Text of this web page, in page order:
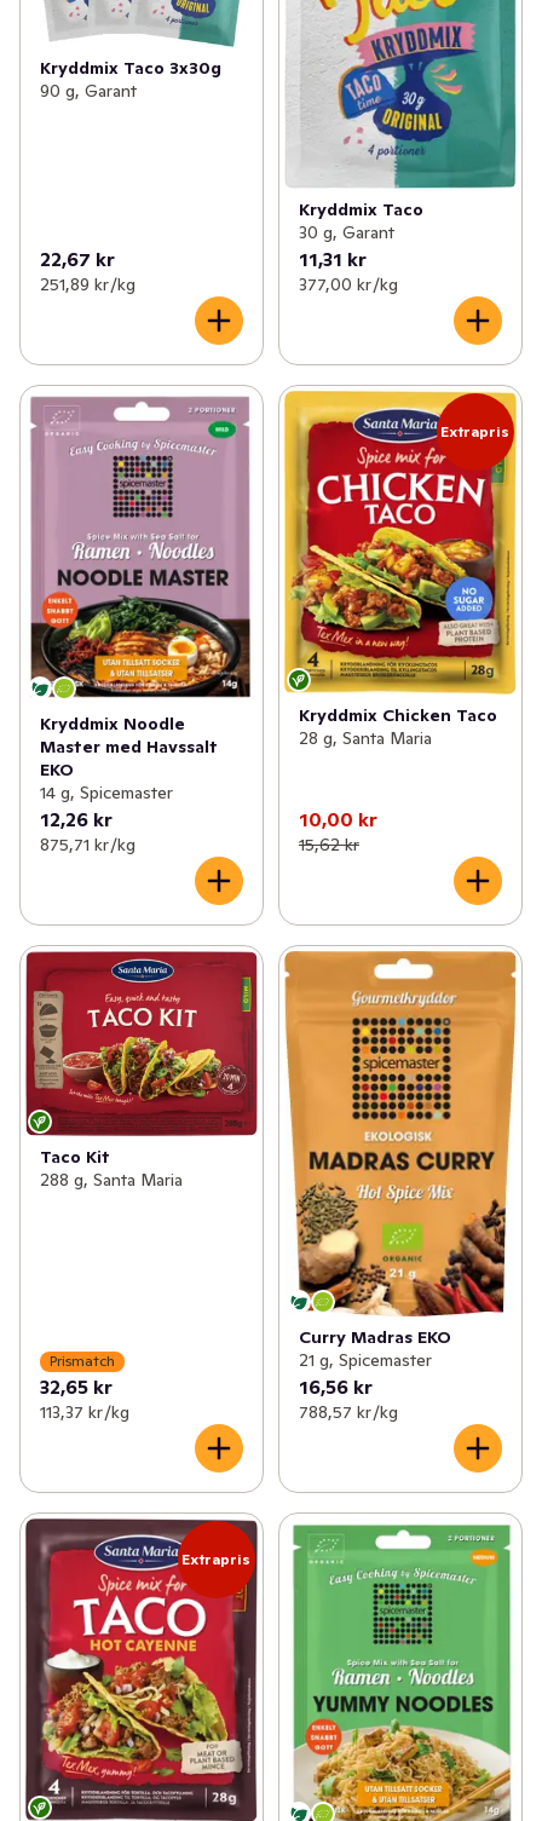
Kryddmix Taco 3x30g
90 g, Garant
22,67 kr
251,89 kr /kg
Kryddmix Taco
30 g, Garant
11,31 kr
377,00 kr /kg
Kryddmix Noodle
Master med Havssalt
EKO
14 g, Spicemaster
12,26 kr
875,71 kr /kg
Extrapris
Kryddmix Chicken Taco
28 g, Santa Maria
10,00 kr
15,62 kr
Taco Kit
288 g, Santa Maria
Prismatch
32,65 kr
113,37 kr /kg
Curry Madras EKO
21 g, Spicemaster
16,56 kr
788,57 kr /kg
Extrapris